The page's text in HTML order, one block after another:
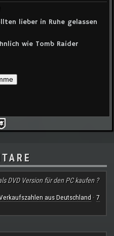
lieber in Ruhe gelassen
wie Tomb Raider
DVD Version für den PC kaufen ?
aus Deutschland · 7